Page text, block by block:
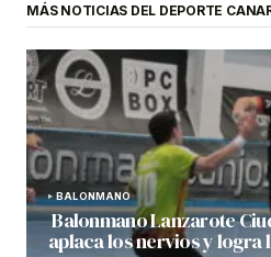
MÁS NOTICIAS DEL DEPORTE
BALONMANO
Balonmano Lanzarote
aplaca los nervios y logra